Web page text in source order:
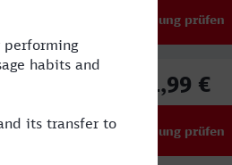
Verbindung prüfen
51,99 €
Verbindung prüfen